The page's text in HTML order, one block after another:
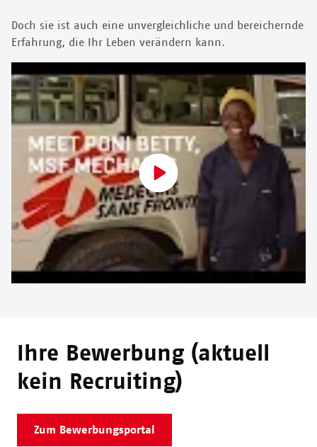
Doch sie ist auch eine unvergleichliche und bereichernde
Erfahrung, die Ihr Leben verändern kann.
Ihre Bewerbung (aktuell
kein Recruiting)
Zum Bewerbungsportal